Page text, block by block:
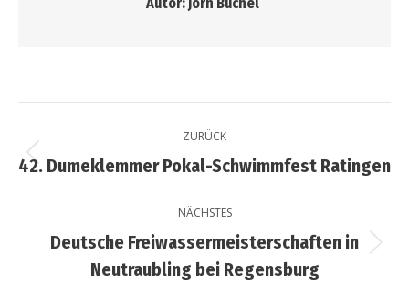
ZURÜCK
42. Dumeklemmer Pokal-Schwimmfest Ratingen
NÄCHSTES
Deutsche Freiwassermeisterschaften in
Neutraubling bei Regensburg